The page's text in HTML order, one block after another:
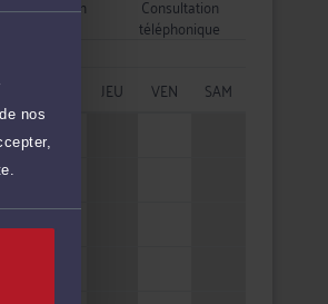
nos
Consultation Consultation
téléphonique
JEU VEN
SAM